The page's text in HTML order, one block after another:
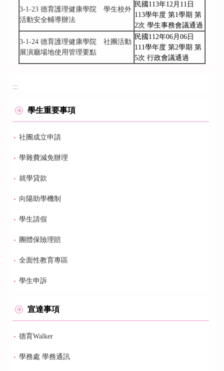
3-1-23 德育護理健康學院 學生校外
活動安全輔導辦法
民國113年12月11日
113學年度 第1學期 第
2次 學生事務會議通過
3-1-24 德育護理健康學院 社團活動
展演廳場地使用管理要點
民國112年06月06日
111學年度 第2學期 第
5次 行政會議通過
:::
學生重要事項
社團成立申請
學雜費減免辦理
就學貸款
向陽助學機制
學生請假
團體保險理賠
全面性教育專區
學生申訴
宣達事項
德育Walker
學務處 學務通訊